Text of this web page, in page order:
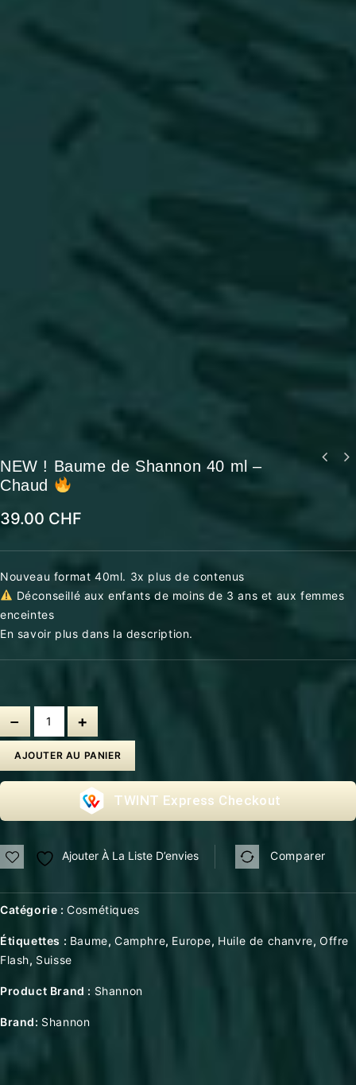
NEW ! Baume de Shannon 40 ml –
Chaud
39.00 CHF
Nouveau format 40ml. 3x plus de contenus
Déconseillé aux enfants de moins de 3 ans et aux femmes
enceintes
En savoir plus dans la description.
AJOUTER AU PANIER
Express Checkout
Ajouter À La Liste D’envies Comparer
Catégorie :Cosmétiques
Étiquettes : Baume,Camphre, Europe, Huile de chanvre,Offre
Flash, Suisse
Product Brand : Shannon
Brand: Shannon